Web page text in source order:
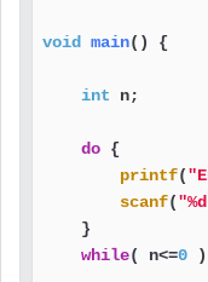
void main() {
int n;
do {
printf(
scanf(
    }
while( n<=0